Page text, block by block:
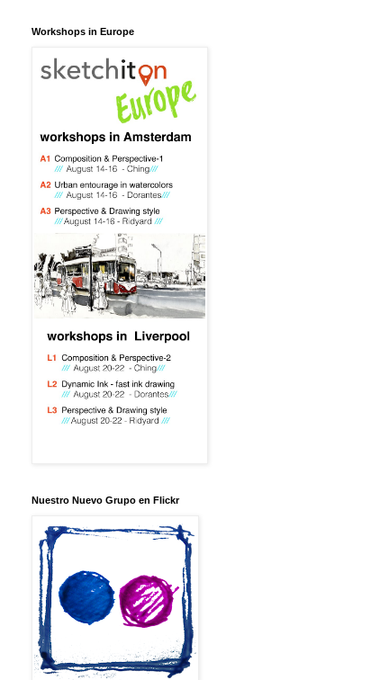
Workshops in Europe
Nuestro Nuevo Grupo en Flickr